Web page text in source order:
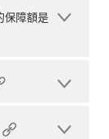
保障額是